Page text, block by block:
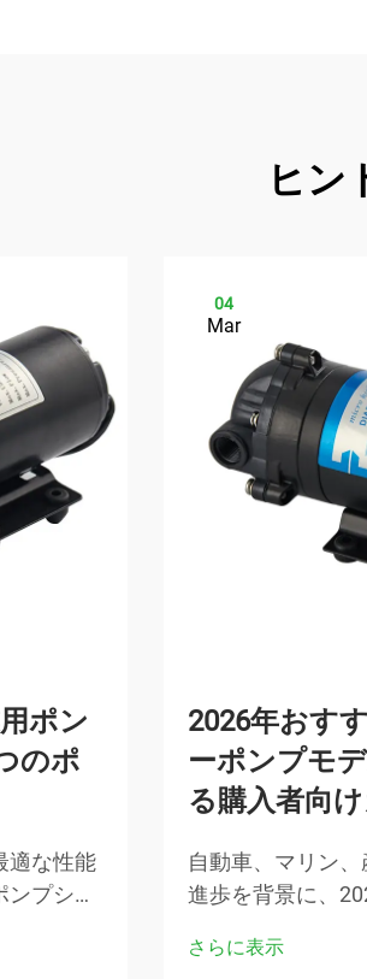
ヒン
ポン
のポ
適な性能
プシス
深く対
04
Mar
2026年おす
ーポンプモ
る購入者向
自動車、マリン
進歩を背景に、
ムに対する需要が
さらに表示